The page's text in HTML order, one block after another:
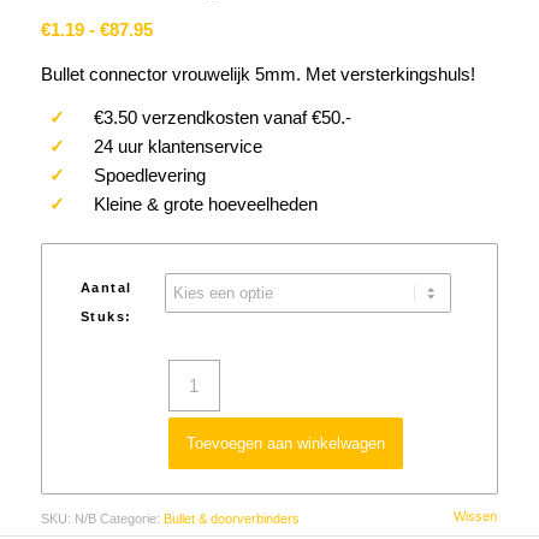
€1.19 - €87.95Prijsklasse:
tot
€87.95
Bullet connector vrouwelijk 5mm. Met versterkingshuls!
✓ €3.50 verzendkosten vanaf €50.-
✓ 24 uur klantenservice
✓ Spoedlevering
✓ Kleine & grote hoeveelheden
Aantal
Stuks:
Wissen
Toevoegen aan winkelwagen
SKU: N/B Categorie: Bullet & doorverbinders